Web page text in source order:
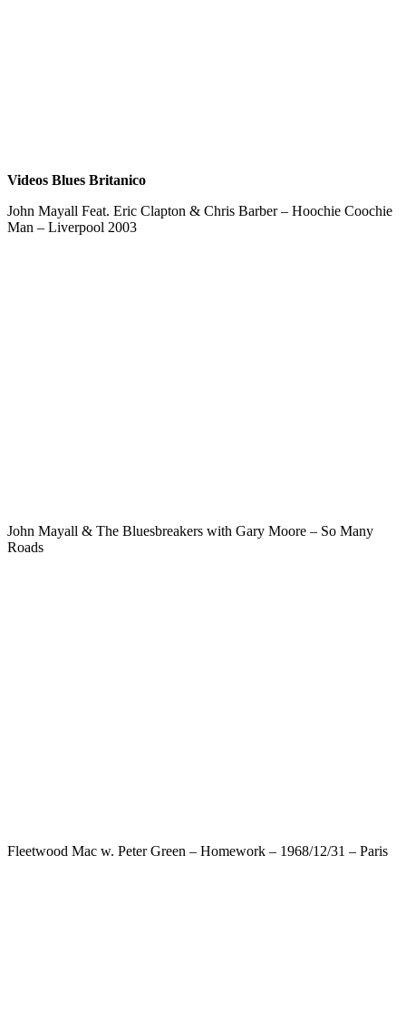
Videos Blues Britanico
John Mayall Feat. Eric Clapton & Chris Barber – Hoochie Coochie
Man – Liverpool 2003
John Mayall & The Bluesbreakers with Gary Moore – So Many
Roads
Fleetwood Mac w. Peter Green – Homework – 1968/12/31 – Paris